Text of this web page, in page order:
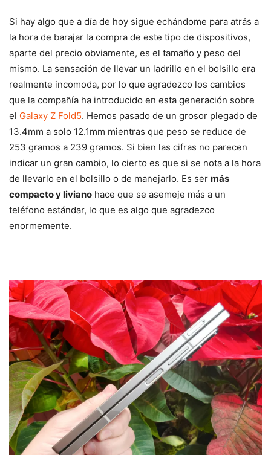
Si hay algo que a día de hoy sigue echándome para atrás a
la hora de barajar la compra de este tipo de dispositivos,
aparte del precio obviamente, es el tamaño y peso del
mismo. La sensación de llevar un ladrillo en el bolsillo era
realmente incomoda, por lo que agradezco los cambios
que la compañía ha introducido en esta generación sobre
el Galaxy Z Fold5. Hemos pasado de un grosor plegado de
13.4mm a solo 12.1mm mientras que peso se reduce de
253 gramos a 239 gramos. Si bien las cifras no parecen
indicar un gran cambio, lo cierto es que si se nota a la hora
de llevarlo en el bolsillo o de manejarlo. Es ser más
compacto y liviano hace que se asemeje más a un
teléfono estándar, lo que es algo que agradezco
enormemente.